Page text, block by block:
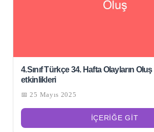
4.Sınıf Türkçe 34. Hafta Olayların Oluş
etkinlikleri
📅 25 Mayıs 2025
İÇERIĞE GIT